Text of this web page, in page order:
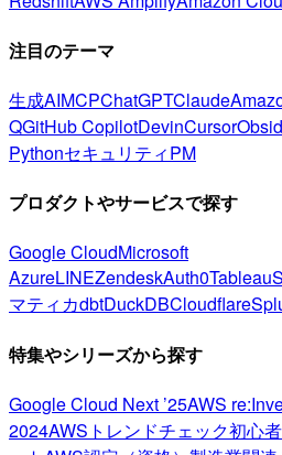
注目のテーマ
生成AIMCPChatGPTClaude
QGitHub CopilotDevinCursor
PythonセキュリティPM
プロダクトやサービスで探す
Google CloudMicrosoft
AzureLINEZendeskAuth0Tableau
マティカdbtDuckDBCloudflare
特集やシリーズから探す
Google Cloud Next ’25AWS
2024AWSトレンドチェック初心